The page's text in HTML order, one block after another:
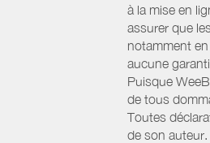
à la mise en
assurer que
notamment
aucune
Puisque
de tous
Toutes
de son auteur.